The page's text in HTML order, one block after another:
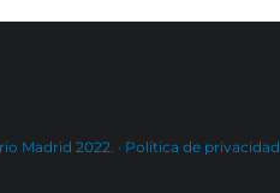
Madrid 2022. · Política de privacidad